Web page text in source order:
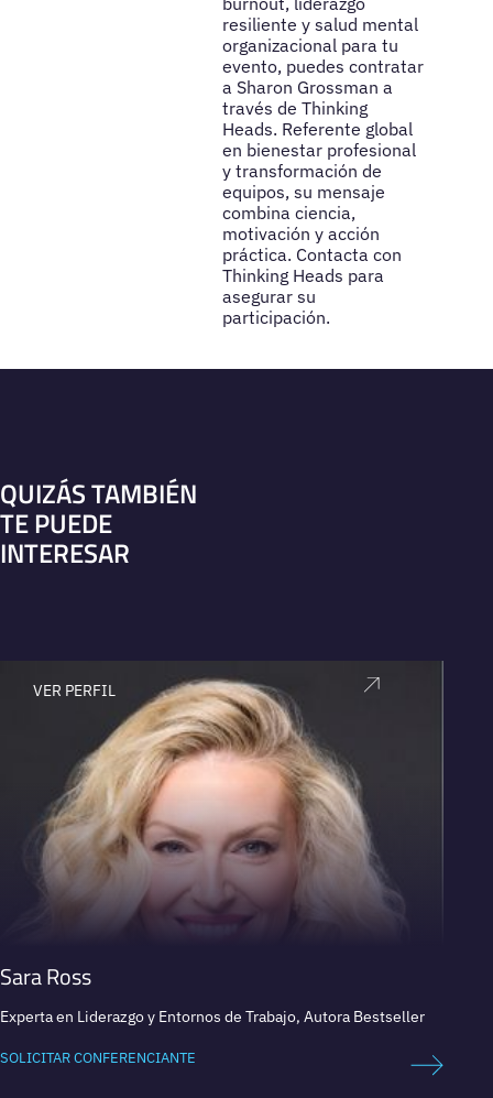
resiliente y salud mental
organizacional para tu
evento, puedes contratar
a Sharon Grossman a
través de Thinking
Heads. Referente global
en bienestar profesional
y transformación de
equipos, su mensaje
combina ciencia,
motivación y acción
práctica. Contacta con
Thinking Heads para
asegurar su
participación.
QUIZÁS TAMBIÉN
TE PUEDE
INTERESAR
VER PERFIL
Sara Ross
Experta en Liderazgo y Entornos de Trabajo, Autora Bestseller
SOLICITAR CONFERENCIANTE